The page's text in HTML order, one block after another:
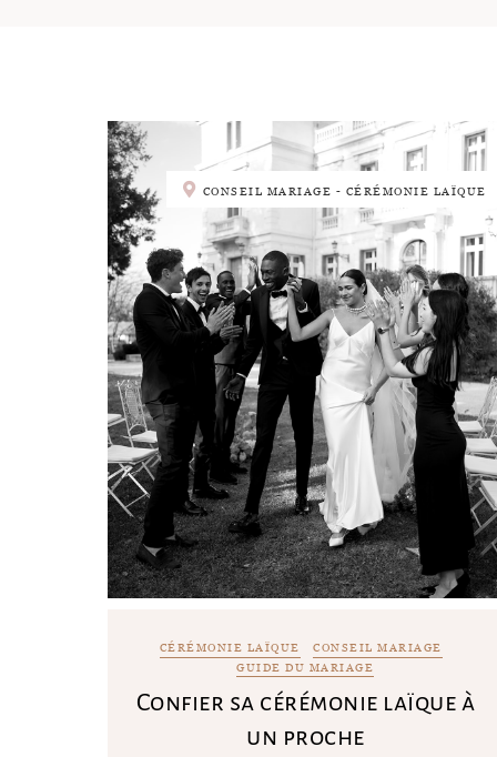
CONSEIL MARIAGE - CÉRÉMONIE LAÏQUE
CÉRÉMONIE LAÏQUE
CONSEIL MARIAGE
GUIDE DU MARIAGE
Confier sa cérémonie laïque à
un proche